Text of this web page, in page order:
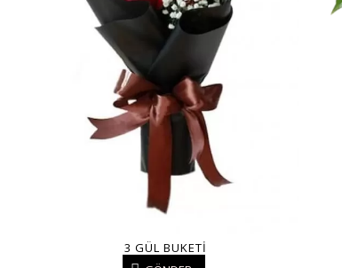
3 GÜL BUKETI